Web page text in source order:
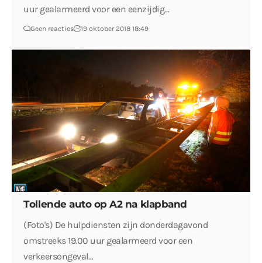
uur gealarmeerd voor een eenzijdig…
Geen reacties 19 oktober 2018 18:49
Tollende auto op A2 na klapband
(Foto's) De hulpdiensten zijn donderdagavond
omstreeks 19.00 uur gealarmeerd voor een
verkeersongeval…